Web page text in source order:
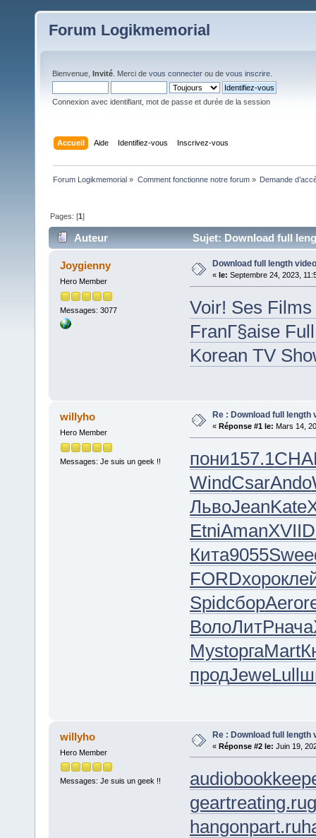
Forum Logikmemorial
Bienvenue, Invité . Merci de vous connecter ou de vous inscrire
Connexion avec identifiant, mot de passe et durée de la session
Accueil Aide Identifiez-vous Inscrivez-vous
Forum Logikmemorial » Comment fonctionne notre forum» Demande
Pages: [1]
Auteur Sujet: Download full
Joygienny
Hero Member
Messages: 3077
Download full length
« le: Septembre 24, 2023,
Voir! Ses
FranГ§aise
Korean TV
willyho
Hero Member
Messages: Je suis un geek !!
Re : Download full
« Réponse #1 le: Mars 14,
пони157.1
WindCsarAndo
ЛьвоJeanKate
EtniAmanXVII
Кита9055Swee
FORDхоро
SpidсборAero
ВолоЛитРнача
MystоргаMart
продJeweLull
willyho
Hero Member
Messages: Je suis un geek !!
Re : Download full length
« Réponse #2 le: Juin 19,
geartreating.ru
hangonpart.ru